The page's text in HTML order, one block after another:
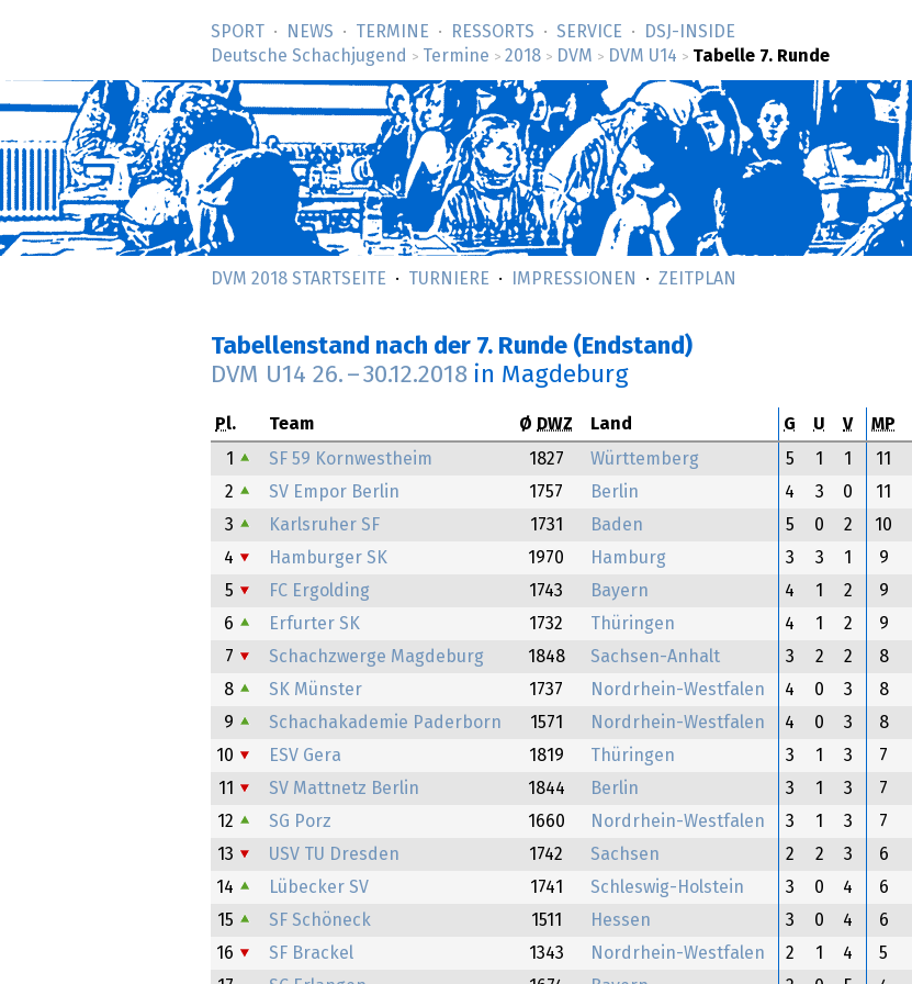
SPORT NEWS TERMINE RESSORTS SERVICE
DSJ-­INSIDE
Deutsche Schachjugend
> Termine > 2018 > DVM > DVM U14 > Tabelle 7. Runde
DVM 2018 STARTSEITE TURNIERE IMPRESSIONEN ZEITPLAN
Tabellenstand nach der 7. Runde (Endstand)
DVM U14 26. –30.12.2018 in Magdeburg
Pl. Team Ø DWZ Land G U V MP
1
SF 59 Kornwestheim 1827 Württemberg 5 1 1 11
2
SV Empor Berlin 1757 Berlin 4 3 0 11
3
Karlsruher SF 1731 Baden 5 0 2 10
4
Hamburger SK 1970 Hamburg 3 3 1 9
5
FC Ergolding 1743 Bayern 4 1 2 9
6
Erfurter SK 1732 Thüringen 4 1 2 9
7
Schachzwerge Magdeburg 1848 Sachsen-Anhalt 3 2 2 8
8
SK Münster 1737 Nordrhein-Westfalen 4 0 3 8
9
Schachakademie Paderborn 1571 Nordrhein-Westfalen 4 0 3 8
10
ESV Gera 1819 Thüringen 3 1 3 7
11
SV Mattnetz Berlin 1844 Berlin 3 1 3 7
12
SG Porz 1660 Nordrhein-Westfalen 3 1 3 7
13
USV TU Dresden 1742 Sachsen 2 2 3 6
14
Lübecker SV 1741 Schleswig-Holstein 3 0 4 6
15
SF Schöneck 1511 Hessen 3 0 4 6
16
SF Brackel 1343 Nordrhein-Westfalen 2 1 4 5